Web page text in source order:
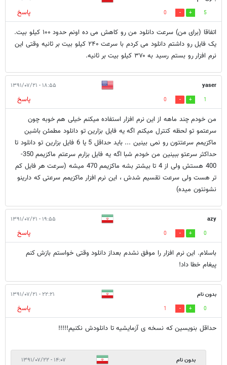
5
0
پاسخ
اتفاقا (برای من) سرعت دانلود من رو کاهش می ده اونم حدود ۱۰۰ کیلو بیت.
یک فایل رو داشتم دانلود می کردم با سرعت ۲۴۰ کیلو بیت بر ثانیه وقتی این
نرم افزار رو بستم رسید به ۳۷۰ کیلو بیت بر ثانیه.
yaser ۱۸:۵۵ - ۱۳۹۱/۰۷/۲۱
1
0
پاسخ
من خودم چند ماهه از این نرم افزار استفاده میکنم خیلی هم خوبه چون
سرعتمو تو لحظه کنترل میکنم اگه یه فایل بزارین تو دانلود مطمئن باشین
ماکزیمم سرعتتون رو نمی بینین ... باید حداقل 5 یا 6 فایل بزارین تو دانلود تا
حداکثر سرعتو ببینین من خودم شبا اگه یه فایل بزارم سرعتم ماکزیمم 350-
400 هستش ولی از 4 تا بیشتر بشه ماکزیمم 470 میشه (سرعت هر فایل کم
تر هست ولی سرعت تقسیم شدش ، این نرم افزار ماکزیمم سرعتی که دارینو
نشونتون میده)
azy ۱۹:۵۵ - ۱۳۹۱/۰۷/۲۱
0
0
پاسخ
باسلام. این نرم افزار را موفق نشدم بعداز دانلود وقتی خواستم بازش کنم
پیغام خطا داد!
بدون نام ۲۲:۲۱ - ۱۳۹۱/۰۷/۲۱
0
1
پاسخ
حداقل بنویسین که نسخه ی آزمایشیه تا دانلودش نکنیم!!!!!
بدون نام ۱۴:۰۷ - ۱۳۹۱/۰۷/۲۲